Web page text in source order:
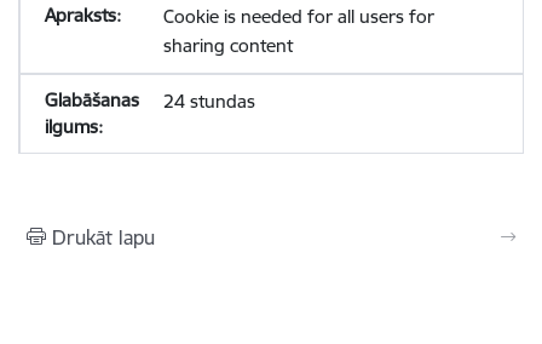
Cookie is needed for all users for
sharing content
24 stundas
Drukāt lapu